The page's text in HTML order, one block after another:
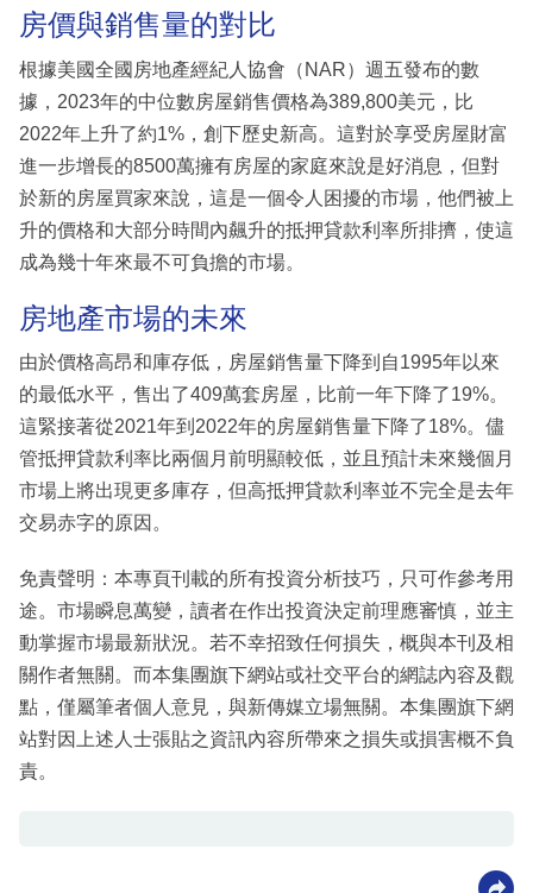
房價與銷售量的對比
根據美國全國房地產經紀人協會（NAR）週五發布的數
據，2023年的中位數房屋銷售價格為389,800美元，比
2022年上升了約1%，創下歷史新高。這對於享受房屋財富
進一步增長的8500萬擁有房屋的家庭來說是好消息，但對
於新的房屋買家來說，這是一個令人困擾的市場，他們被上
升的價格和大部分時間內飆升的抵押貸款利率所排擠，使這
成為幾十年來最不可負擔的市場。
房地產市場的未來
由於價格高昂和庫存低，房屋銷售量下降到自1995年以來
的最低水平，售出了409萬套房屋，比前一年下降了19%。
這緊接著從2021年到2022年的房屋銷售量下降了18%。儘
管抵押貸款利率比兩個月前明顯較低，並且預計未來幾個月
市場上將出現更多庫存，但高抵押貸款利率並不完全是去年
交易赤字的原因。
免責聲明：本專頁刊載的所有投資分析技巧，只可作參考用
途。市場瞬息萬變，讀者在作出投資決定前理應審慎，並主
動掌握市場最新狀況。若不幸招致任何損失，概與本刊及相
關作者無關。而本集團旗下網站或社交平台的網誌內容及觀
點，僅屬筆者個人意見，與新傳媒立場無關。本集團旗下網
站對因上述人士張貼之資訊內容所帶來之損失或損害概不負
責。